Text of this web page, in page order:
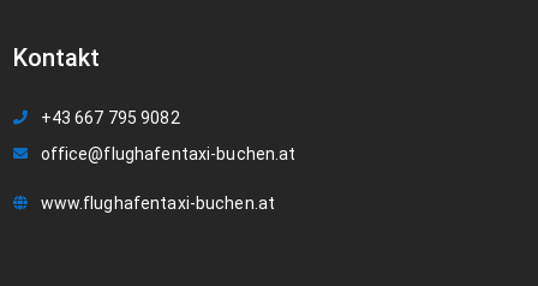
Kontakt
+43 667 795 9082
office@flughafentaxi-buchen.at
www.flughafentaxi-buchen.at